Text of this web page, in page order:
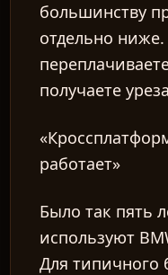
большинству
отдельно
получаете
работает»
Было так пять
используют
Для типичного